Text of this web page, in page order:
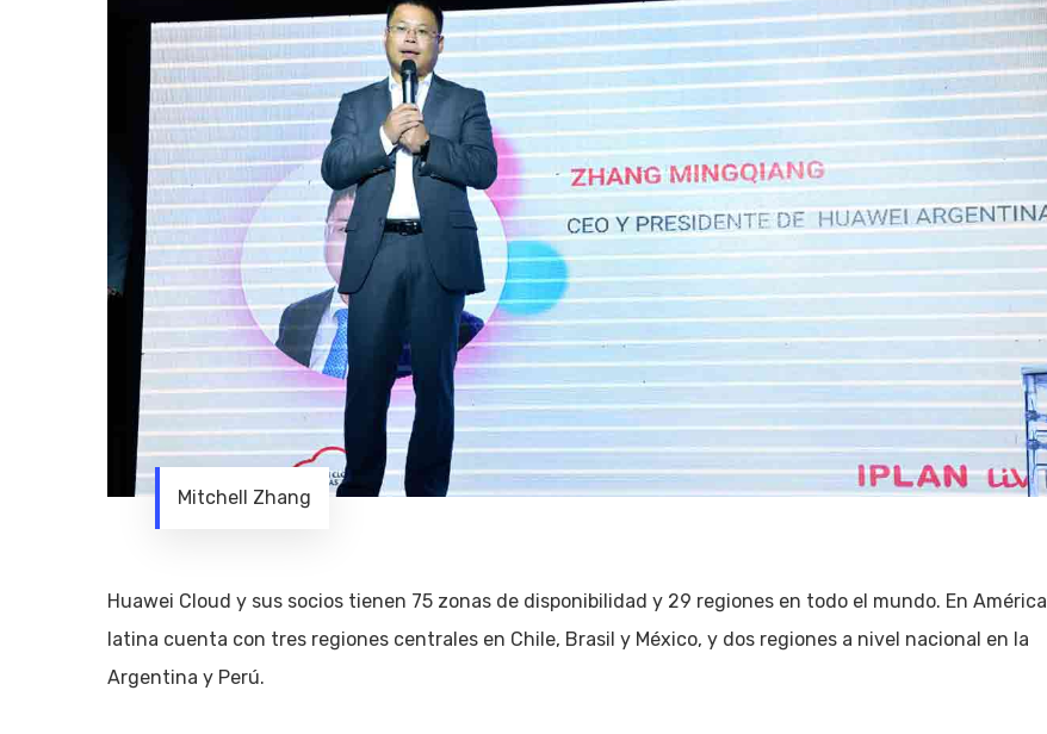
Mitchell Zhang
Huawei Cloud y sus socios tienen 75 zonas de disponibilidad y 29 regiones en todo el mundo. En América
latina cuenta con tres regiones centrales en Chile, Brasil y México, y dos regiones a nivel nacional en la
Argentina y Perú.